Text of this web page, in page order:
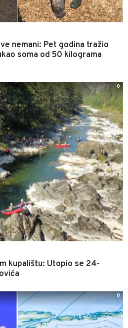
nemani: Pet godina tražio
soma od 50 kilograma
kupalištu: Utopio se 24-
0
0